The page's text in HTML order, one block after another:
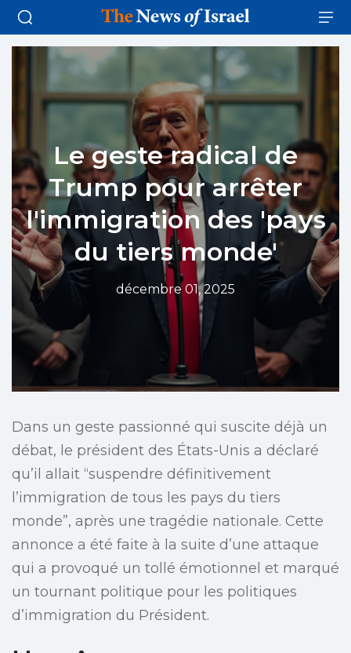
Le geste radical de
Trump pour arrêter
l'immigration des 'pays
du tiers monde'
décembre 01, 2025
Dans un geste passionné qui suscite déjà un
débat, le président des États-Unis a déclaré
qu’il allait “suspendre définitivement
l’immigration de tous les pays du tiers
monde”, après une tragédie nationale. Cette
annonce a été faite à la suite d’une attaque
qui a provoqué un tollé émotionnel et marqué
un tournant politique pour les politiques
d’immigration du Président.